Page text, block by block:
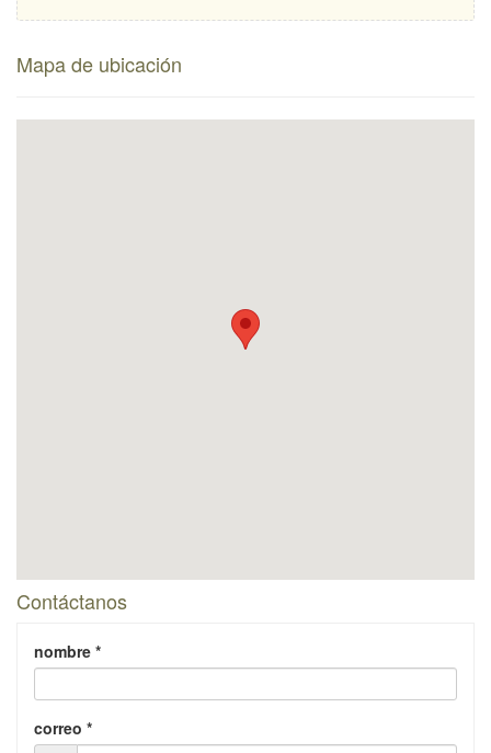
Mapa de ubicación
Contáctanos
nombre *
correo *